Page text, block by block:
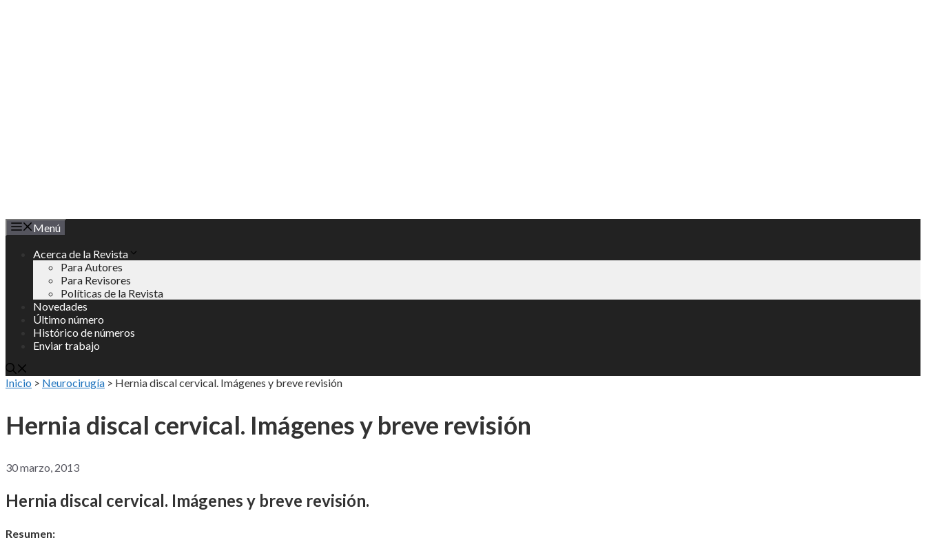
Menú
Acerca de la Revista
Para Autores
Para Revisores
Políticas de la Revista
Novedades
Último número
Histórico de números
Enviar trabajo
Inicio > Neurocirugía > Hernia discal cervical. Imágenes y breve revisión
Hernia discal cervical. Imágenes y breve revisión
30 marzo, 2013
Hernia discal cervical. Imágenes y breve revisión.
Resumen: